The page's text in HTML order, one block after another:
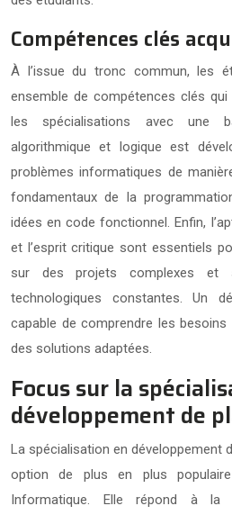
Compétences clés
À l’issue du tronc commun, les
ensemble de compétences clés qui
les spécialisations avec une
algorithmique et logique est
problèmes informatiques de
fondamentaux de la
idées en code fonctionnel. Enfin,
et l’esprit critique sont essentiels
sur des projets complexes et
technologiques constantes. Un
capable de comprendre les
des solutions adaptées.
Focus sur la
développement de
La spécialisation en développement
option de plus en plus
Informatique. Elle répond à la